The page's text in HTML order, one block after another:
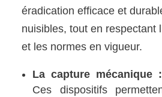
éradication efficace et
nuisibles, tout en respectant
et les normes en vigueur.
La capture mécanique
Ces dispositifs